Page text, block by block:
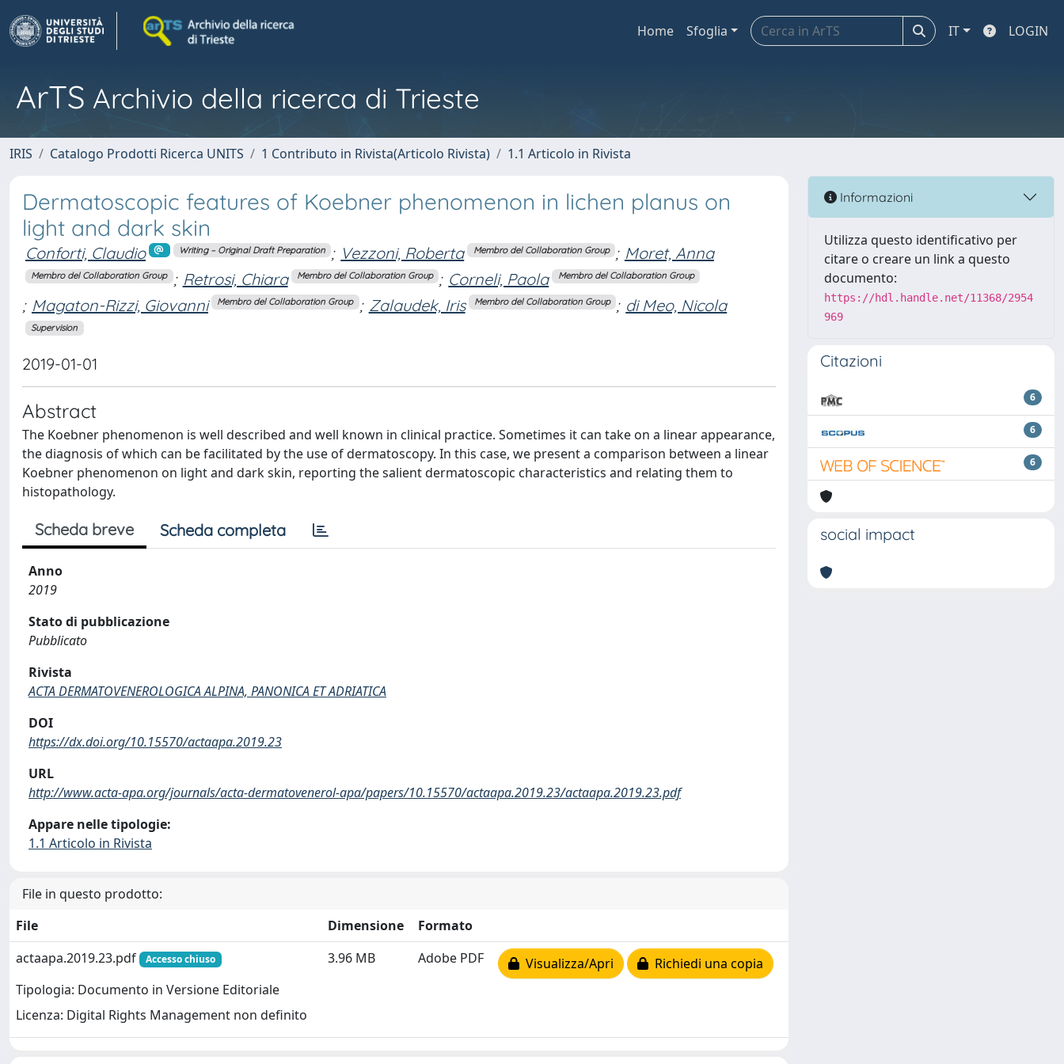
Home Sfoglia IT LOGIN
ArTS Archivio della ricerca di Trieste
IRIS Catalogo Prodotti Ricerca UNITS 1 Contributo in Rivista(Articolo Rivista) 1.1 Articolo in Rivista
Dermatoscopic features of Koebner phenomenon in lichen planus on
light and dark skin
Conforti, Claudio Writing – Original Draft Preparation ; Vezzoni, Roberta Membro del Collaboration Group ; Moret, Anna
Membro del Collaboration Group ; Retrosi, Chiara Membro del Collaboration Group ; Corneli, Paola Membro del Collaboration Group
; Magaton-Rizzi, Giovanni Membro del Collaboration Group ; Zalaudek, Iris Membro del Collaboration Group ; di Meo, Nicola
Supervision
2019-01-01
Abstract
The Koebner phenomenon is well described and well known in clinical practice. Sometimes it can take on a linear appearance,
the diagnosis of which can be facilitated by the use of dermatoscopy. In this case, we present a comparison between a linear
Koebner phenomenon on light and dark skin, reporting the salient dermatoscopic characteristics and relating them to
histopathology.
Scheda breve Scheda completa
Anno
2019
Stato di pubblicazione
Pubblicato
Rivista
ACTA DERMATOVENEROLOGICA ALPINA, PANONICA ET ADRIATICA
DOI
https://dx.doi.org/10.15570/actaapa.2019.23
URL
http://www.acta-apa.org/journals/acta-dermatovenerol-apa/papers/10.15570/actaapa.2019.23/actaapa.2019.23.pdf
Appare nelle tipologie:
1.1 Articolo in Rivista
File in questo prodotto:
File
Dimensione
Formato
actaapa.2019.23.pdf
Accesso chiuso
Tipologia: Documento in Versione Editoriale
Licenza: Digital Rights Management non definito
3.96 MB Adobe PDF Visualizza/Apri Richiedi una copia
Informazioni
Utilizza questo identificativo per
citare o creare un link a questo
documento:
https://hdl.handle.net/11368/2954
969
Citazioni
6
6
6
social impact